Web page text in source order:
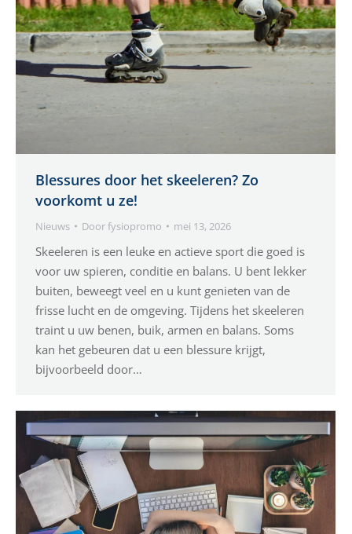
Blessures door het skeeleren? Zo
voorkomt u ze!
Nieuws Doorfysiopromo mei 13, 2026
Skeeleren is een leuke en actieve sport die goed is
voor uw spieren, conditie en balans. U bent lekker
buiten, beweegt veel en u kunt genieten van de
frisse lucht en de omgeving. Tijdens het skeeleren
traint u uw benen, buik, armen en balans. Soms
kan het gebeuren dat u een blessure krijgt,
bijvoorbeeld door…